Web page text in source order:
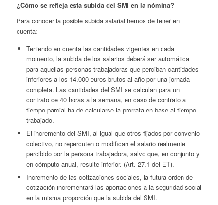
¿Cómo se refleja esta subida del SMI en la nómina?
Para conocer la posible subida salarial hemos de tener en
cuenta:
Teniendo en cuenta las cantidades vigentes en cada
momento, la subida de los salarios deberá ser automática
para aquellas personas trabajadoras que perciban cantidades
inferiores a los 14.000 euros brutos al año por una jornada
completa. Las cantidades del SMI se calculan para un
contrato de 40 horas a la semana, en caso de contrato a
tiempo parcial ha de calcularse la prorrata en base al tiempo
trabajado.
El incremento del SMI, al igual que otros fijados por convenio
colectivo, no repercuten o modifican el salario realmente
percibido por la persona trabajadora, salvo que, en conjunto y
en cómputo anual, resulte inferior. (Art. 27.1 del ET).
Incremento de las cotizaciones sociales, la futura orden de
cotización incrementará las aportaciones a la seguridad social
en la misma proporción que la subida del SMI.